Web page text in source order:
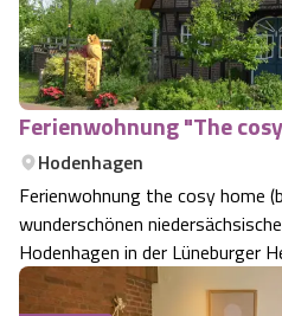
Urlaub
Urlaub auf
Snow World
Ralf
Abenteuerland
Battle Kart
Ferienwohnung "The
Hodenhagen
Ferienwohnung the cosy home
wunderschönen
Hodenhagen in der Lüneburger
Einrichtungen und Massagen im